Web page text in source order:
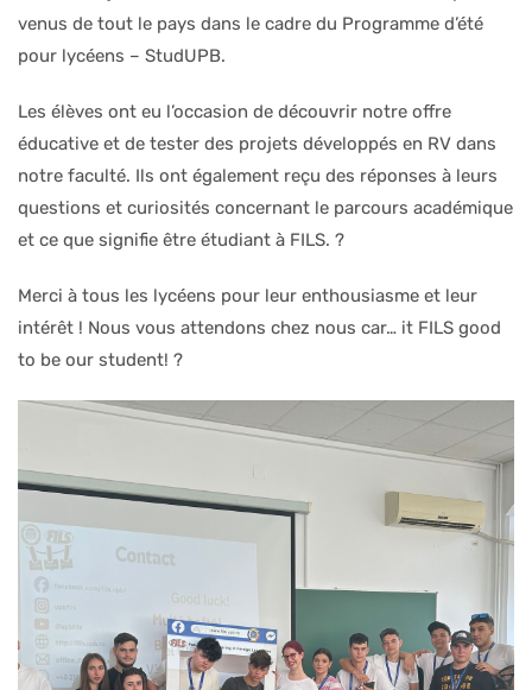
venus de tout le pays dans le cadre du Programme d’été
pour lycéens – StudUPB.
Les élèves ont eu l’occasion de découvrir notre offre
éducative et de tester des projets développés en RV dans
notre faculté. Ils ont également reçu des réponses à leurs
questions et curiosités concernant le parcours académique
et ce que signifie être étudiant à FILS. ?
Merci à tous les lycéens pour leur enthousiasme et leur
intérêt ! Nous vous attendons chez nous car… it FILS good
to be our student! ?